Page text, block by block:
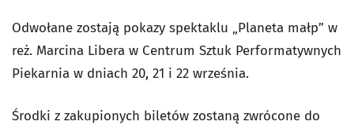
Odwołane zostają pokazy spektaklu „Planeta małp” w
reż. Marcina Libera w Centrum Sztuk Performatywnych
Piekarnia w dniach 20, 21 i 22 września.
Środki z zakupionych biletów zostaną zwrócone do